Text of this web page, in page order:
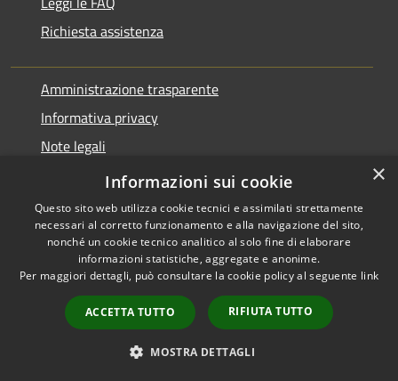
Richiesta assistenza
Amministrazione trasparente
Informativa privacy
Note legali
Dichiarazione di accessibilità
Accessibilità
Copyright © 2026 • Comune di
Varano Borghi • Powered by
Municipium•
Accesso
redazione
×
Informazioni sui cookie
Questo sito web utilizza cookie tecnici e assimilati strettamente
necessari al corretto funzionamento e alla navigazione del sito,
nonché un cookie tecnico analitico al solo fine di elaborare
informazioni statistiche, aggregate e anonime.
Per maggiori dettagli, può consultare la cookie policy al seguente link
ACCETTA TUTTO RIFIUTA TUTTO
MOSTRA DETTAGLI